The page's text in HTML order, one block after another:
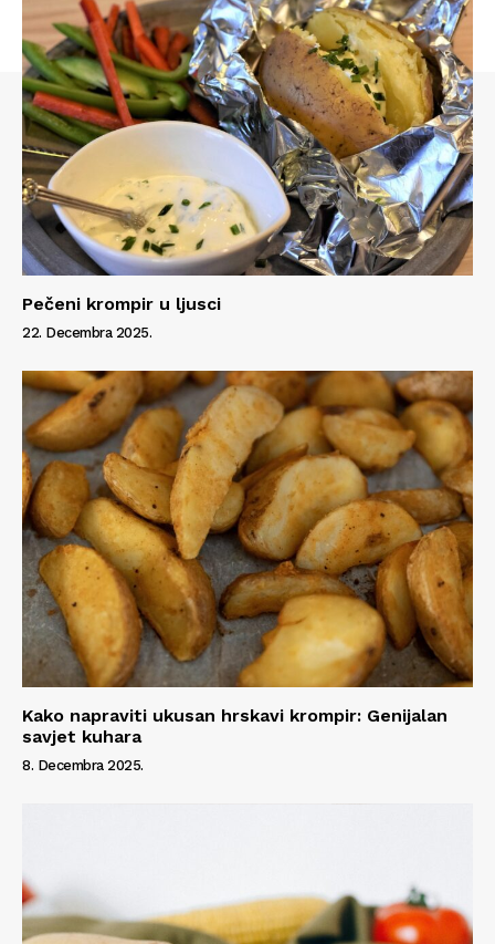
Pečeni krompir u ljusci
22. Decembra 2025.
Kako napraviti ukusan hrskavi krompir: Genijalan
savjet kuhara
8. Decembra 2025.